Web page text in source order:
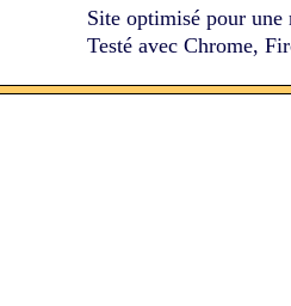
Site optimisé pour
Testé avec Chrome,